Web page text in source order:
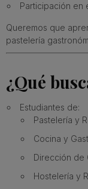
Participación en
Queremos que
pastelería
¿Qué
Estudiantes de:
Pastelería y
Cocina y
Dirección de
Hostelería y